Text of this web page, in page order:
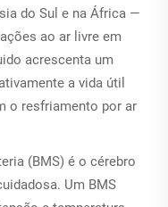
do Sul e na África —
ao ar livre em
acrescenta um
a vida útil
o resfriamento por ar
(BMS) é o cérebro
Um BMS